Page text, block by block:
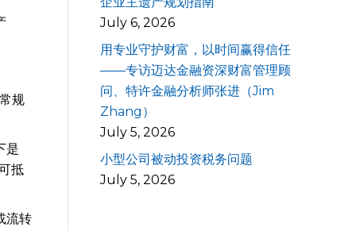
规
是
抵
流转
July 6, 2026
用专业守护财富，以时间赢得信任
——专访迈达金融资深财富管理顾
问、特许金融分析师张进（Jim
Zhang）
July 5, 2026
小型公司被动投资税务问题
July 5, 2026